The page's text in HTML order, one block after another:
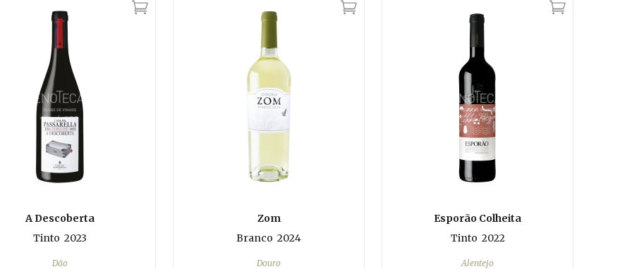
A Descoberta
Tinto 2023
Dão
Zom
Branco 2024
Douro
Esporão Colheita
Tinto 2022
Alentejo